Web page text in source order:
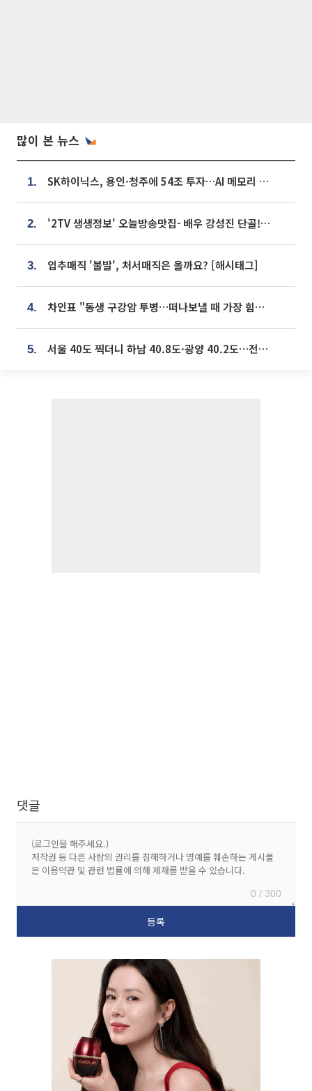
많이 본 뉴스
1. SK하이닉스, 용인·청주에 54조 투자…AI 메모리 생산기지 키운다
2. '2TV 생생정보' 오늘방송맛집- 배우 강성진 단골! 쌀국수ㆍ푸팟퐁 커리 맛집 '블○○○'
3. 입추매직 '불발', 처서매직은 올까요? [해시태그]
4. 차인표 "동생 구강암 투병…떠나보낼 때 가장 힘들었다”
5. 서울 40도 찍더니 하남 40.8도·광양 40.2도…전국 '펄펄'
댓글
0 / 300